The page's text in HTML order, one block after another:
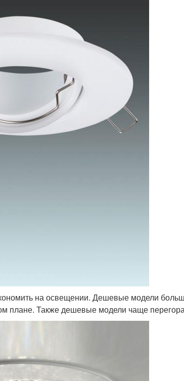
на освещении. Дешевые модели
плане. Также дешевые модели чаще